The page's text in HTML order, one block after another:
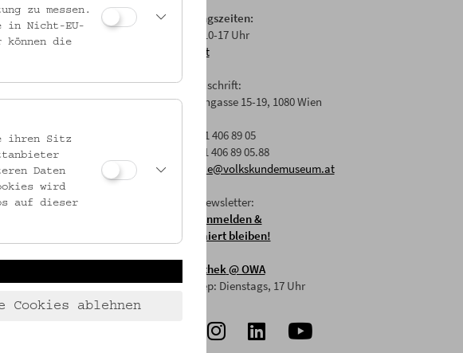
geben die
Öffnungszeiten:
Di-Fr: 10-17 Uhr
Anfahrt
Postanschrift:
Laudongasse 15-19, 1080 Wien
T: +43 1 406 89 05
F: +43 1 406 89 05.88
office@volkskundemuseum.at
Zum Newsletter:
HIER anmelden &
informiert bleiben!
Mostothek@ OWA
Mai-Sep: Dienstags, 17 Uhr
zu messen.
in Nicht-EU-
können die
ihren Sitz
Daten
wird
auf dieser
Cookies ablehnen